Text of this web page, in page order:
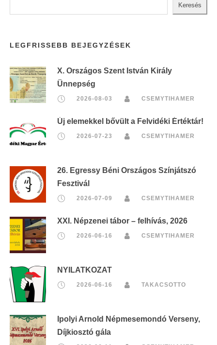
Keresés
LEGFRISSEBB BEJEGYZÉSEK
X. Országos Szent István Király
Ünnepség
2026-08-03 CSEMYTIHAMER
Új elemekkel bővült a Felvidéki Értéktár!
2026-07-23 CSEMYTIHAMER
26. Egressy Béni Országos Színjátszó
Fesztivál
2026-07-09 CSEMYTIHAMER
XXI. Népzenei tábor – felhívás, 2026
2026-06-16 CSEMYTIHAMER
NYILATKOZAT
2026-06-16 TAKACSOTTO
Ipolyi Arnold Népmesemondó Verseny,
Díjkiosztó gála